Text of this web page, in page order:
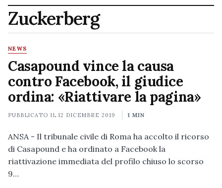
Zuckerberg
NEWS
Casapound vince la causa
contro Facebook, il giudice
ordina: «Riattivare la pagina»
PUBBLICATO IL12 DICEMBRE 2019 1 MIN
ANSA - Il tribunale civile di Roma ha accolto il ricorso
di Casapound e ha ordinato a Facebook la
riattivazione immediata del profilo chiuso lo scorso
9…